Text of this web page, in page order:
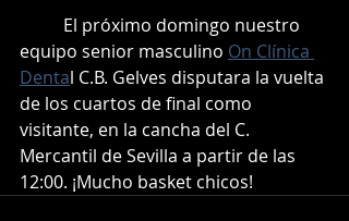
equipo senior masculino On Clínica
Dental C.B. Gelves disputara la vuelta
de los cuartos de final como
visitante, en la cancha del C.
Mercantil de Sevilla a partir de las
12:00. ¡Mucho basket chicos!